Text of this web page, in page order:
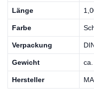
Länge
Farbe
Verpackung
Gewicht
Hersteller